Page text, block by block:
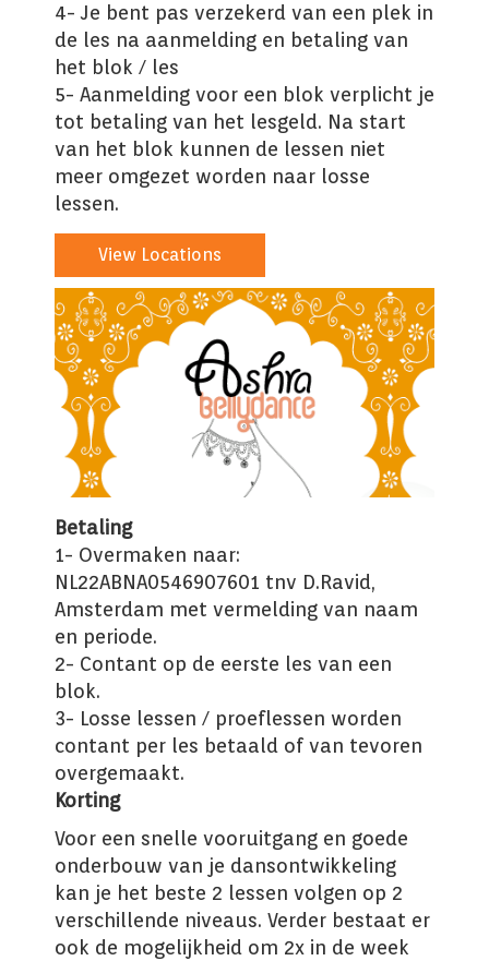
4- Je bent pas verzekerd van een plek in
de les na aanmelding en betaling van
het blok / les
5- Aanmelding voor een blok verplicht je
tot betaling van het lesgeld. Na start
van het blok kunnen de lessen niet
meer omgezet worden naar losse
lessen.
View Locations
Betaling
1- Overmaken naar:
NL22ABNA0546907601 tnv D.Ravid,
Amsterdam met vermelding van naam
en periode.
2- Contant op de eerste les van een
blok.
3- Losse lessen / proeflessen worden
contant per les betaald of van tevoren
overgemaakt.
Korting
Voor een snelle vooruitgang en goede
onderbouw van je dansontwikkeling
kan je het beste 2 lessen volgen op 2
verschillende niveaus. Verder bestaat er
ook de mogelijkheid om 2x in de week